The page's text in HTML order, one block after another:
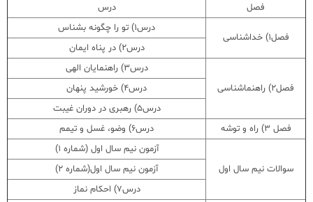
فصل درس
فصل1) خداشناسی
درس1) تو را چگونه بشناس
درس2) در پناه ایمان
فصل2) راهنماشناسی
درس3) راهنمایان الهی
درس4) خورشید پنهان
درس5) رهبری در دوران غیبت
فصل 3) راه و توشه
درس6) وضو، غسل و تیمم
سوالات نیم سال اول
آزمون نیم سال اول (شماره 1)
آزمون نیم سال اول(شماره 2)
درس7) احکام نماز